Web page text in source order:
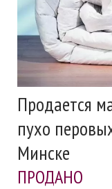
Продается
пухо
Минске
ПРОДАНО